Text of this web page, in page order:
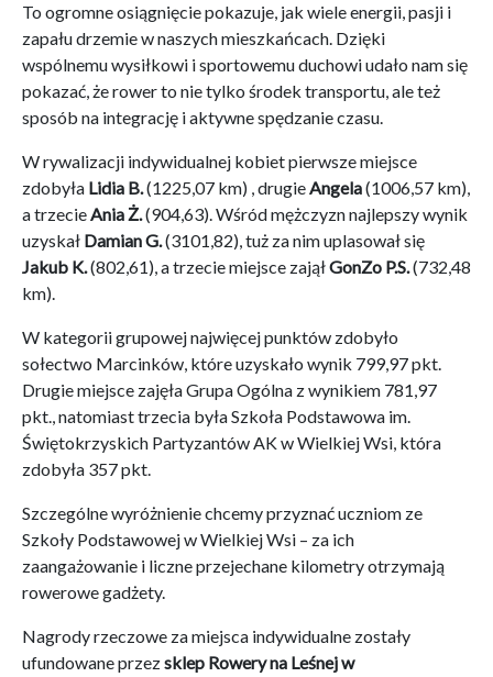
To ogromne osiągnięcie pokazuje, jak wiele energii, pasji i
zapału drzemie w naszych mieszkańcach. Dzięki
wspólnemu wysiłkowi i sportowemu duchowi udało nam się
pokazać, że rower to nie tylko środek transportu, ale też
sposób na integrację i aktywne spędzanie czasu.
W rywalizacji indywidualnej kobiet pierwsze miejsce
zdobyła Lidia B.(1225,07 km) , drugieAngela(1006,57 km),
a trzecieAnia Ż.(904,63). Wśród mężczyzn najlepszy wynik
uzyskał Damian G.(3101,82), tuż za nim uplasował się
Jakub K.(802,61), a trzecie miejsce zająłGonZo P.S.(732,48
km).
W kategorii grupowej najwięcej punktów zdobyło
sołectwo Marcinków, które uzyskało wynik 799,97 pkt.
Drugie miejsce zajęła Grupa Ogólna z wynikiem 781,97
pkt., natomiast trzecia była Szkoła Podstawowa im.
Świętokrzyskich Partyzantów AK w Wielkiej Wsi, która
zdobyła 357 pkt.
Szczególne wyróżnienie chcemy przyznać uczniom ze
Szkoły Podstawowej w Wielkiej Wsi – za ich
zaangażowanie i liczne przejechane kilometry otrzymają
rowerowe gadżety.
Nagrody rzeczowe za miejsca indywidualne zostały
ufundowane przezsklep Rowery na Leśnej w